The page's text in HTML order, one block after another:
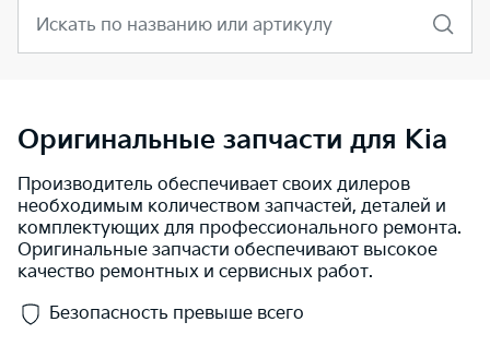
Искать по названию или артикулу
Оригинальные запчасти для Kia
Производитель обеспечивает своих дилеров
необходимым количеством запчастей, деталей и
комплектующих для профессионального ремонта.
Оригинальные запчасти обеспечивают высокое
качество ремонтных и сервисных работ.
Безопасность превыше всего